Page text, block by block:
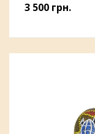
3 500 грн.